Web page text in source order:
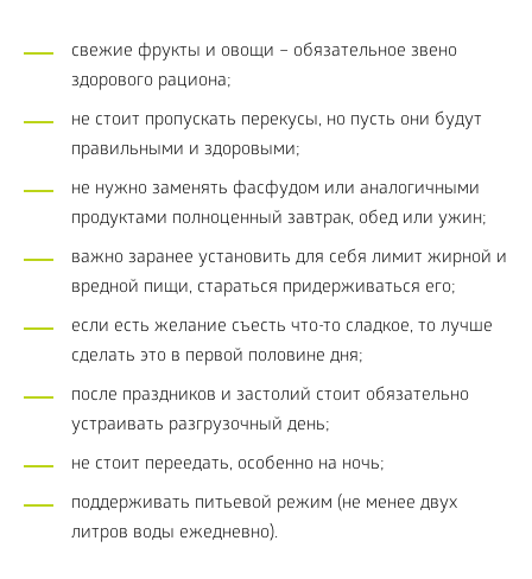
свежие фрукты и овощи – обязательное звено
здорового рациона;
не стоит пропускать перекусы, но пусть они будут
правильными и здоровыми;
не нужно заменять фасфудом или аналогичными
продуктами полноценный завтрак, обед или ужин;
важно заранее установить для себя лимит жирной и
вредной пищи, стараться придерживаться его;
если есть желание съесть что-то сладкое, то лучше
сделать это в первой половине дня;
после праздников и застолий стоит обязательно
устраивать разгрузочный день;
не стоит переедать, особенно на ночь;
поддерживать питьевой режим (не менее двух
литров воды ежедневно).